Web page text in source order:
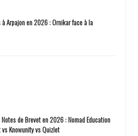
Arpajon en 2026 : Ornikar face à la
de Brevet en 2026 : Nomad Education
Knowunity vs Quizlet